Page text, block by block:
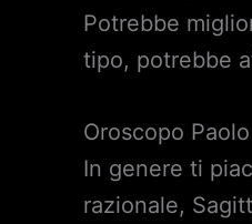
Potrebbe
tipo, potrebbe
Oroscopo
In genere ti
razionale,